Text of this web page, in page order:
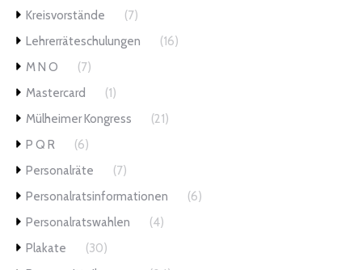
Kreisvorstände
(7)
Lehrerräteschulungen
(16)
M N O
(7)
Mastercard
(1)
Mülheimer Kongress
(21)
P Q R
(6)
Personalräte
(7)
Personalratsinformationen
(6)
Personalratswahlen
(4)
Plakate
(30)